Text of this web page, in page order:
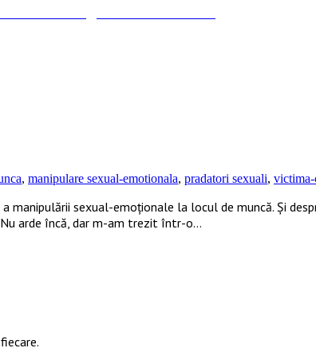
, manipulare sexual-emotionala, pradatori sexuali,
sexual-emoționale la locul de muncă. Și
Nu arde încă, dar m-am trezit într-o…